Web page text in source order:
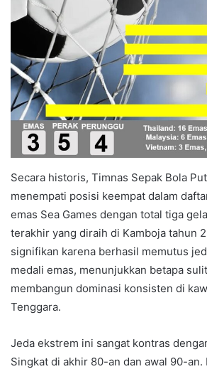
Secara historis, Timnas Sepak Bola
menempati posisi keempat dalam
emas Sea Games dengan total tiga
terakhir yang diraih di Kamboja tahun
signifikan karena berhasil memutus
medali emas, menunjukkan betapa
membangun dominasi konsisten di
Tenggara.
Jeda ekstrem ini sangat kontras
Singkat di akhir 80-an dan awal 90-an.